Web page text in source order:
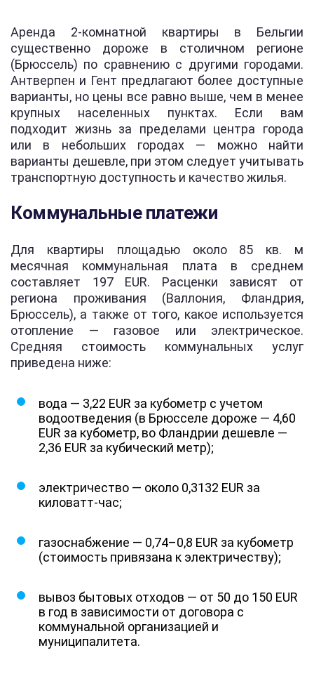
Аренда 2-комнатной квартиры в Бельгии
существенно дороже в столичном регионе
(Брюссель) по сравнению с другими городами.
Антверпен и Гент предлагают более доступные
варианты, но цены все равно выше, чем в менее
крупных населенных пунктах. Если вам
подходит жизнь за пределами центра города
или в небольших городах — можно найти
варианты дешевле, при этом следует учитывать
транспортную доступность и качество жилья.
Коммунальные платежи
Для квартиры площадью около 85 кв. м
месячная коммунальная плата в среднем
составляет 197 EUR. Расценки зависят от
региона проживания (Валлония, Фландрия,
Брюссель), а также от того, какое используется
отопление — газовое или электрическое.
Средняя стоимость коммунальных услуг
приведена ниже:
вода — 3,22 EUR за кубометр с учетом
водоотведения (в Брюсселе дороже — 4,60
EUR за кубометр, во Фландрии дешевле —
2,36 EUR за кубический метр);
электричество — около 0,3132 EUR за
киловатт-час;
газоснабжение — 0,74–0,8 EUR за кубометр
(стоимость привязана к электричеству);
вывоз бытовых отходов — от 50 до 150 EUR
в год в зависимости от договора с
коммунальной организацией и
муниципалитета.